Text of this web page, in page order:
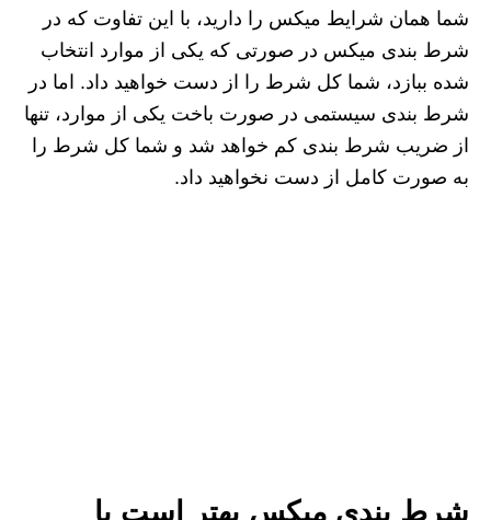
شما همان شرایط میکس را دارید، با این تفاوت که در
شرط بندی میکس در صورتی که یکی از موارد انتخاب
شده ببازد، شما کل شرط را از دست خواهید داد. اما در
شرط بندی سیستمی در صورت باخت یکی از موارد، تنها
از ضریب شرط بندی کم خواهد شد و شما کل شرط را
به صورت کامل از دست نخواهید داد.
شرط بندی میکس بهتر است یا